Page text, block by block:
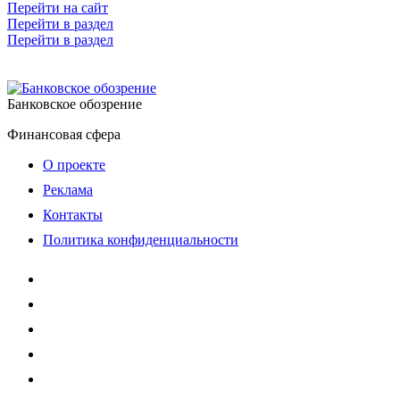
Перейти на сайт
Перейти в раздел
Перейти в раздел
Банковское обозрение
Финансовая сфера
О проекте
Реклама
Контакты
Политика конфиденциальности